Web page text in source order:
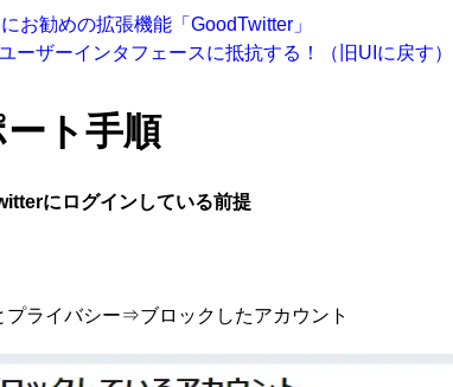
お勧めの拡張機能「GoodTwitter」
ーザーインタフェースに抵抗する！（旧UIに戻す）
ト手順
にログインしている前提
ライバシー⇒ブロックしたアカウント